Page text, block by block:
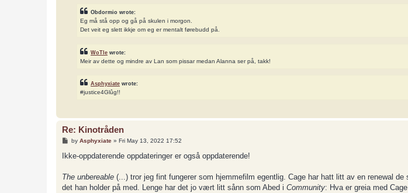
Obdormio wrote:
Eg må stå opp og gå på skulen i morgon.
Det veit eg slett ikkje om eg er mentalt førebudd på.
WoTle wrote:
Meir av dette og mindre av Lan som pissar medan Alanna ser på, takk!
Asphyxiate wrote:
#justice4Glûg!!
Re: Kinotråden
P
s
by Asphyxiate» Fri May 13, 2022 17:52
Ikke-oppdaterende oppdateringer er også oppdaterende!
The unbereable (...) tror jeg fint fungerer som hjemmefilm egentlig. Cage har hatt litt av en renewal
det han holder på med. Lenge har det jo vært litt sånn som Abed i Community: Hva er greia med